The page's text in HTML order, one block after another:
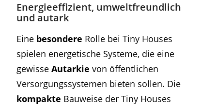
Energieeffizient, umweltfreundlich
und autark
Eine besondere Rolle bei Tiny Houses
spielen energetische Systeme, die eine
gewisse Autarkie von öffentlichen
Versorgungssystemen bieten sollen. Die
kompakte Bauweise der Tiny Houses